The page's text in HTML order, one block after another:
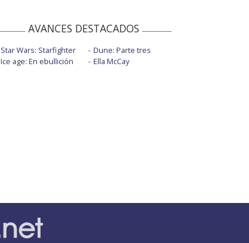
AVANCES DESTACADOS
Star Wars: Starfighter
Ice age: En ebullición
Dune: Parte tres
Ella McCay